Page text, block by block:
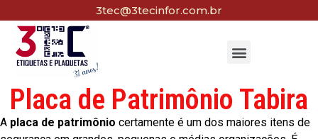
3tec@3tecinfor.com.br
Placa de Patrimônio Tabira
A placa de patrimônio certamente é um dos maiores itens de